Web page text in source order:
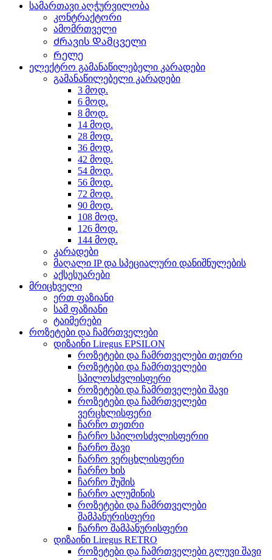
სამართავი აღჭურვილობა
კონტრაქტორი
ამომრთველი
Ძრავის Დამცველი
Რელე
ელექტრო გამანაწილებელი კარადები
გამანაწილებელი კარადები
3 მოდ.
6 მოდ.
8 მოდ.
14 მოდ.
28 მოდ.
36 მოდ.
42 მოდ.
54 მოდ.
56 მოდ.
72 მოდ.
90 მოდ.
108 მოდ.
126 მოდ.
144 მოდ.
კარადები
მაღალი IP და სპეციალური დანიშნულების
აქსესუარები
მრიცხველი
ერთ ფაზიანი
სამ ფაზიანი
ტაიმერები
როზეტები და ჩამრთველები
დიზაინი Liregus EPSILON
როზეტები და ჩამრთველები თეთრი
როზეტები და ჩამრთველები
სპილოსძვლისფერი
როზეტები და ჩამრთველები შავი
როზეტები და ჩამრთველები
ვერცხლისფერი
ჩარჩო თეთრი
ჩარჩო სპილოსძვლისფერიი
ჩარჩო შავი
ჩარჩო ვერცხლისფერი
ჩარჩო ხის
ჩარჩო შუშის
ჩარჩო ალუმინის
როზეტები და ჩამრთველები
შამპანურისფერი
ჩარჩო შამპანურისფერი
დიზაინი Liregus RETRO
როზეტები და ჩამრთველები გლუვი შავი